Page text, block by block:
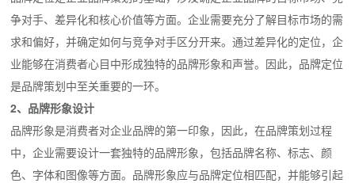
争对手、差异化和核心价值等方面。企业需要充分了解目标市场的需
求和偏好，并确定如何与竞争对手区分开来。通过差异化的定位，企
业能够在消费者心目中形成独特的品牌形象和声誉。因此，品牌定位
是品牌策划中至关重要的一环。
2、品牌形象设计
品牌形象是消费者对企业品牌的第一印象，因此，在品牌策划过程
中，企业需要设计一套独特的品牌形象，包括品牌名称、标志、颜
色、字体和图像等方面。品牌形象应与品牌定位相匹配，并能够引起